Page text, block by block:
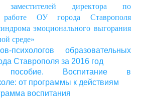
директора по
работе ОУ города Ставрополя
эмоционального выгорания
среде»
психологов образовательных
Ставрополя за 2016 год
пособие. Воспитание в
от программы к действиям
воспитания